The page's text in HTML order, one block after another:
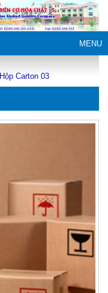
MENU
Hộp Carton 03